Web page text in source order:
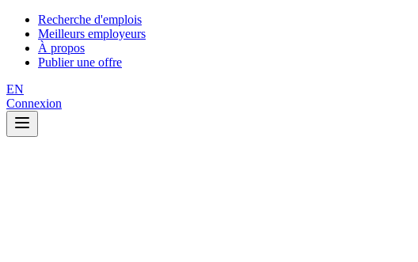
Recherche d'emplois
Meilleurs employeurs
À propos
Publier une offre
EN
Connexion